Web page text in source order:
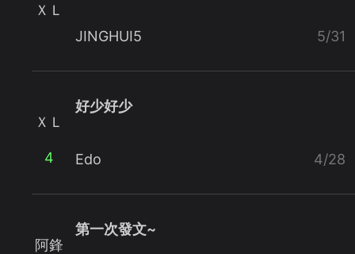
ＸＬ
JINGHUI5 5/31
ＸＬ
4
好少好少
Edo 4/28
阿鋒
第一次發文~